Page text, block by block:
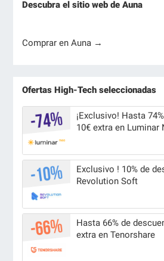
Descubra el sitio web de Auna
Comprar en Auna →
Ofertas High-Tech seleccionadas
¡Exclusivo! Hasta
10€ extra en Luminar
Exclusivo ! 10% de
Revolution Soft
Hasta 66% de
extra en Tenorshare